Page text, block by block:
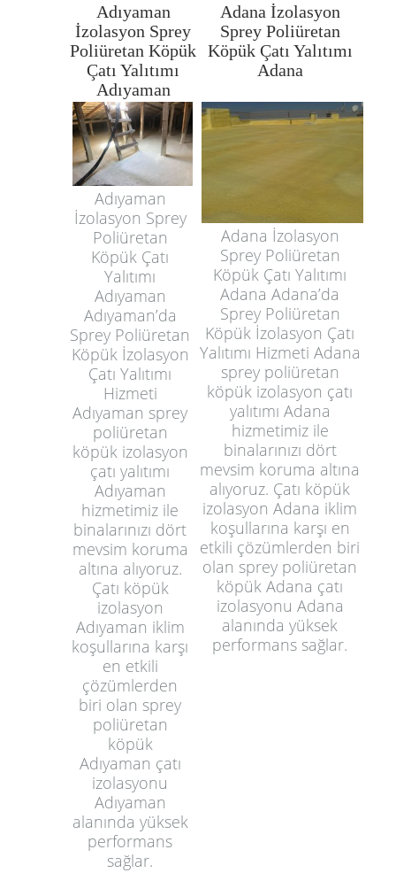
Adıyaman
İzolasyon Sprey
Poliüretan Köpük
Çatı Yalıtımı
Adıyaman
Adana İzolasyon
Sprey Poliüretan
Köpük Çatı Yalıtımı
Adana
Adıyaman
İzolasyon Sprey
Poliüretan
Köpük Çatı
Yalıtımı
Adıyaman
Adıyaman’da
Sprey Poliüretan
Köpük İzolasyon
Çatı Yalıtımı
Hizmeti
Adıyaman sprey
poliüretan
köpük izolasyon
çatı yalıtımı
Adıyaman
hizmetimiz ile
binalarınızı dört
mevsim koruma
altına alıyoruz.
Çatı köpük
izolasyon
Adıyaman iklim
koşullarına karşı
en etkili
çözümlerden
biri olan sprey
poliüretan
köpük
Adıyaman çatı
izolasyonu
Adıyaman
alanında yüksek
performans
sağlar.
Adana İzolasyon
Sprey Poliüretan
Köpük Çatı Yalıtımı
Adana Adana’da
Sprey Poliüretan
Köpük İzolasyon Çatı
Yalıtımı Hizmeti Adana
sprey poliüretan
köpük izolasyon çatı
yalıtımı Adana
hizmetimiz ile
binalarınızı dört
mevsim koruma altına
alıyoruz. Çatı köpük
izolasyon Adana iklim
koşullarına karşı en
etkili çözümlerden biri
olan sprey poliüretan
köpük Adana çatı
izolasyonu Adana
alanında yüksek
performans sağlar.